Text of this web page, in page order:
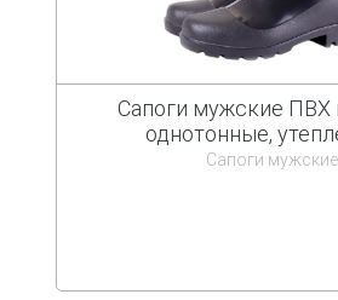
Сапоги мужские ПВХ
однотонные,
Сапоги мужские